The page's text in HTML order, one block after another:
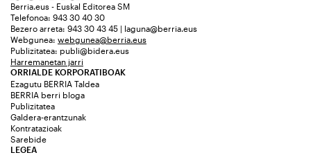
Berria.eus - Euskal Editorea SM
Telefonoa: 943 30 40 30
Bezero arreta: 943 30 43 45 | laguna@berria.eus
Webgunea: webgunea@berria.eus
Publizitatea: publi@bidera.eus
Harremanetan jarri
ORRIALDE KORPORATIBOAK
Ezagutu BERRIA Taldea
BERRIA berri bloga
Publizitatea
Galdera-erantzunak
Kontratazioak
Sarebide
LEGEA